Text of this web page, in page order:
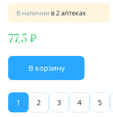
В наличии в 2 аптеках
77,5
В корзину
1 2 3 4 5